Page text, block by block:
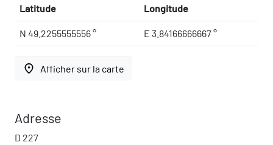
Latitude Longitude
N 49.2255555556 ° E 3.84166666667 °
place Afficher sur la carte
Adresse
D 227